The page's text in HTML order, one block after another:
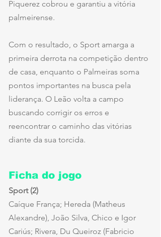
Piquerez cobrou e garantiu a vitória
palmeirense.
Com o resultado, o Sport amarga a
primeira derrota na competição dentro
de casa, enquanto o Palmeiras soma
pontos importantes na busca pela
liderança. O Leão volta a campo
buscando corrigir os erros e
reencontrar o caminho das vitórias
diante da sua torcida.
Ficha do jogo
Sport (2)
Caíque França; Hereda (Matheus
Alexandre), João Silva, Chico e Igor
Cariús; Rivera, Du Queiroz (Fabricio